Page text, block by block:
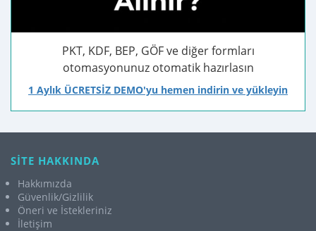
PKT, KDF, BEP, GÖF ve diğer formları
otomasyonunuz otomatik hazırlasın
1 Aylık ÜCRETSİZ DEMO'yu hemen indirin ve yükleyin
SİTE HAKKINDA
Hakkımızda
Güvenlik/Gizlilik
Öneri ve İstekleriniz
İletişim